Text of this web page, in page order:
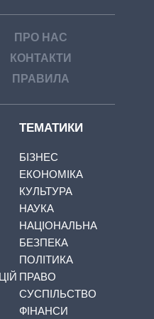
ПРО НАС
КОНТАКТИ
ПРАВИЛА
ТЕМАТИКИ
БІЗНЕС
ЕКОНОМІКА
КУЛЬТУРА
НАУКА
НАЦІОНАЛЬНА
БЕЗПЕКА
ПОЛІТИКА
ПРАВО
СУСПІЛЬСТВО
ФІНАНСИ